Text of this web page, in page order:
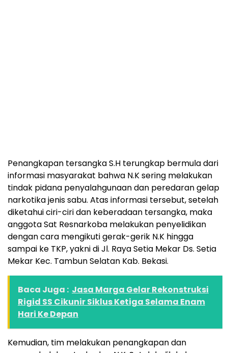
Penangkapan tersangka S.H terungkap bermula dari
informasi masyarakat bahwa N.K sering melakukan
tindak pidana penyalahgunaan dan peredaran gelap
narkotika jenis sabu. Atas informasi tersebut, setelah
diketahui ciri-ciri dan keberadaan tersangka, maka
anggota Sat Resnarkoba melakukan penyelidikan
dengan cara mengikuti gerak-gerik N.K hingga
sampai ke TKP, yakni di Jl. Raya Setia Mekar Ds. Setia
Mekar Kec. Tambun Selatan Kab. Bekasi.
Baca Juga : Jasa Marga Gelar Rekonstruksi
Rigid SS Cikunir Siklus Ketiga Selama Enam
Hari Ke Depan
Kemudian, tim melakukan penangkapan dan